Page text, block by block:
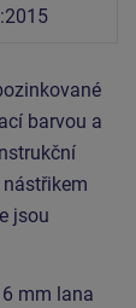
barvou a
jsou
mm lana